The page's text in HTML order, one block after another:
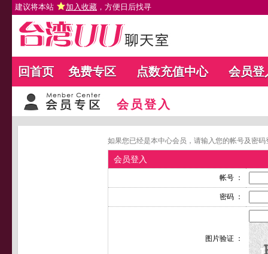
建议将本站 加入收藏 ，方便日后找寻
回首页 免费专区 点数充值中心 会员登
会员登入
如果您已经是本中心会员，请输入您的帐号及密
会员登入
帐号 ：
密码 ：
图片验证 ：